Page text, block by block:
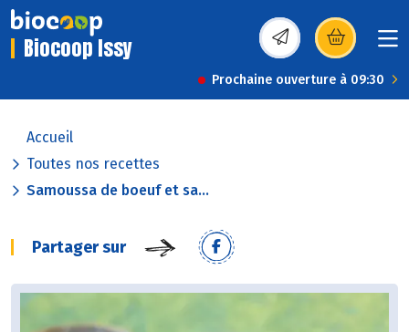
Biocoop Issy (s’ouvre dans une
Prochaine ouverture à 09:30
Accueil
Toutes nos recettes
Samoussa de boeuf et sa...
Partager sur